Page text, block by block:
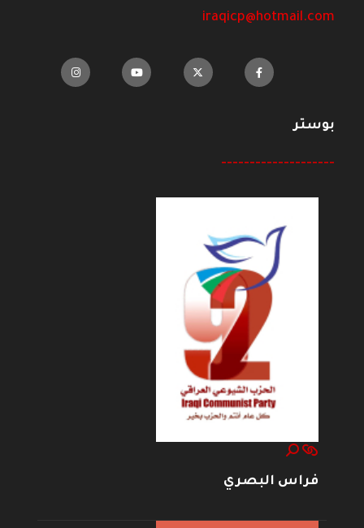
iraqicp@hotmail.com
بوستر
--------------------
فراس البصري